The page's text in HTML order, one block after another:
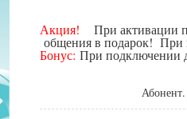
Акция! При активации
общения в подарок! При
Бонус: При подключении